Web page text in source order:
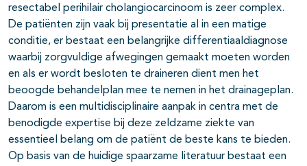
resectabel perihilair cholangiocarcinoom is zeer complex.
De patiënten zijn vaak bij presentatie al in een matige
conditie, er bestaat een belangrijke differentiaaldiagnose
waarbij zorgvuldige afwegingen gemaakt moeten worden
en als er wordt besloten te draineren dient men het
beoogde behandelplan mee te nemen in het drainageplan.
Daarom is een multidisciplinaire aanpak in centra met de
benodigde expertise bij deze zeldzame ziekte van
essentieel belang om de patiënt de beste kans te bieden.
Op basis van de huidige spaarzame literatuur bestaat een